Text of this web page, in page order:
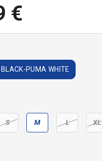
€
PUMA WHITE
S M L XL